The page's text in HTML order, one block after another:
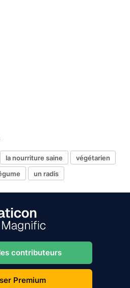
la nourriture saine
végétarien
un radis
contributeurs
Premium